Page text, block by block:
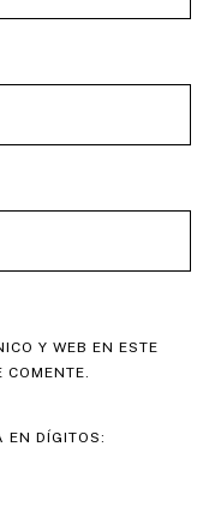
Y WEB EN ESTE
EN DÍGITOS: